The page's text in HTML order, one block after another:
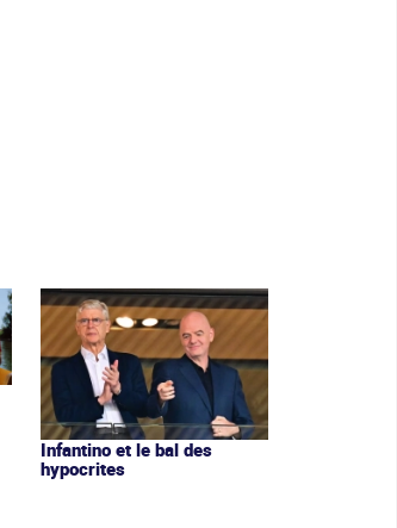
Infantino et le bal des
hypocrites